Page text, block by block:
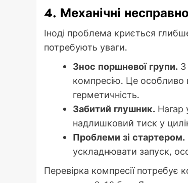
4. Механічні
Іноді проблема криється
потребують уваги.
Знос поршневої групи.
компресію. Це особливо
герметичність.
Забитий глушник. Нагар
надлишковий тиск у
Проблеми зі стартером.
ускладнювати запуск,
Перевірка компресії